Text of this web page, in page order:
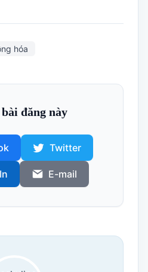
hóa
đăng này
Twitter
E-mail